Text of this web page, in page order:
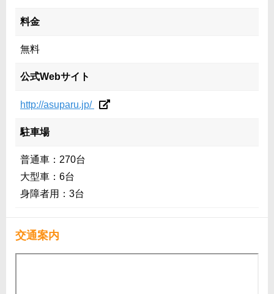
料金
無料
公式Webサイト
http://asuparu.jp/
駐車場
普通車：270台
大型車：6台
身障者用：3台
交通案内